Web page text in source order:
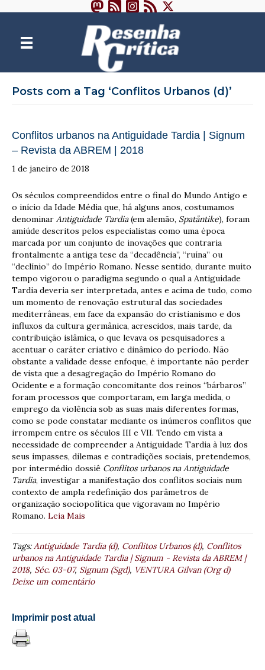
Posts com a Tag ‘Conflitos Urbanos (d)’
Conflitos urbanos na Antiguidade Tardia | Signum
– Revista da ABREM | 2018
1 de janeiro de 2018
Os séculos compreendidos entre o final do Mundo Antigo e
o início da Idade Média que, há alguns anos, costumamos
denominar Antiguidade Tardia(em alemão, Spatäntike), foram
amiúde descritos pelos especialistas como uma época
marcada por um conjunto de inovações que contraria
frontalmente a antiga tese da “decadência”, “ruína” ou
“declínio” do Império Romano. Nesse sentido, durante muito
tempo vigorou o paradigma segundo o qual a Antiguidade
Tardia deveria ser interpretada, antes e acima de tudo, como
um momento de renovação estrutural das sociedades
mediterrâneas, em face da expansão do cristianismo e dos
influxos da cultura germânica, acrescidos, mais tarde, da
contribuição islâmica, o que levava os pesquisadores a
acentuar o caráter criativo e dinâmico do período. Não
obstante a validade desse enfoque, é importante não perder
de vista que a desagregação do Império Romano do
Ocidente e a formação concomitante dos reinos “bárbaros”
foram processos que comportaram, em larga medida, o
emprego da violência sob as suas mais diferentes formas,
como se pode constatar mediante os inúmeros conflitos que
irrompem entre os séculos III e VII. Tendo em vista a
necessidade de compreender a Antiguidade Tardia à luz dos
seus impasses, dilemas e contradições sociais, pretendemos,
por intermédio dossiê Conflitos urbanos na Antiguidade
Tardia, investigar a manifestação dos conflitos sociais num
contexto de ampla redefinição dos parâmetros de
organização sociopolítica que vigoravam no Império
Romano. Leia Mais
Tags:Antiguidade Tardia (d), Conflitos Urbanos (d), Conflitos
urbanos na Antiguidade Tardia | Signum - Revista da ABREM |
2018, Séc. 03-07, Signum (Sgd), VENTURA Gilvan (Org d)
Deixe um comentário
Imprimir post atual